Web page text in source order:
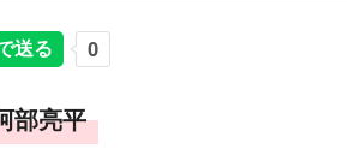
部亮平